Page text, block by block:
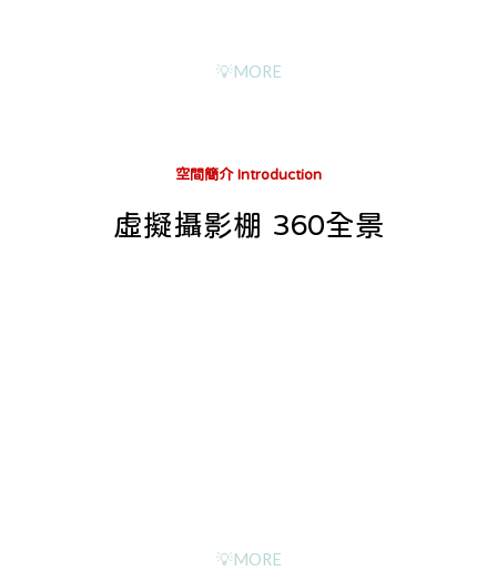
💡MORE
空間簡介 Introduction
虛擬攝影棚 360全景
💡MORE